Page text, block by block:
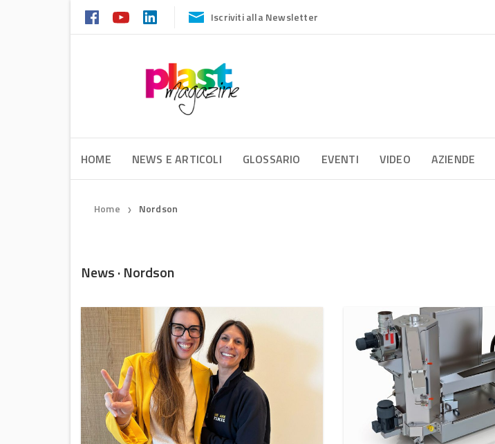
Iscriviti alla Newsletter
HOME NEWS E ARTICOLI GLOSSARIO EVENTI VIDEO AZIENDE
Home ❯ Nordson
News · Nordson